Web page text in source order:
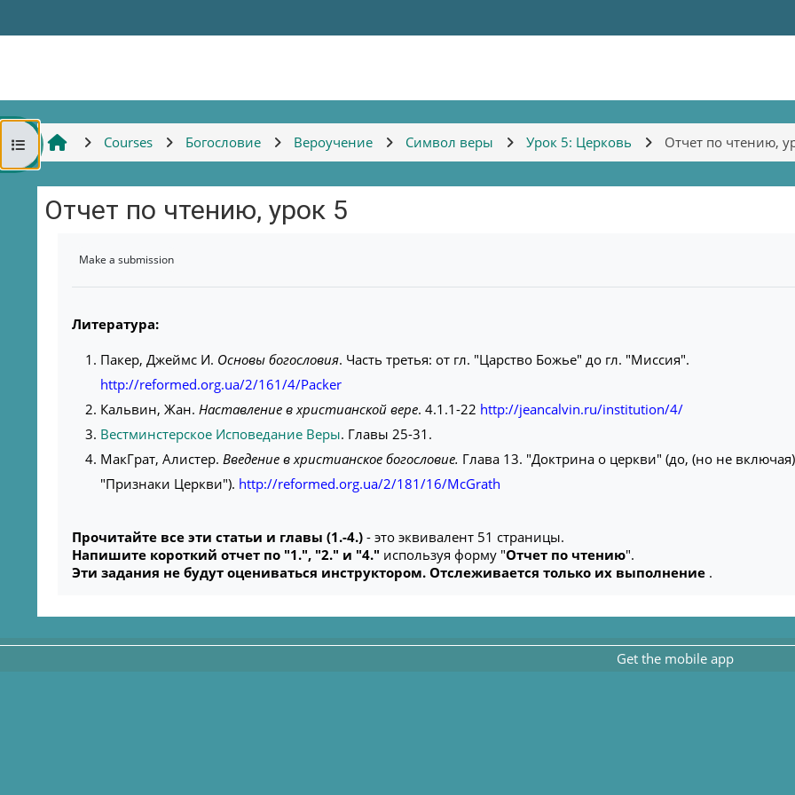
Open course indexCourses Богословие Вероучение Символ веры Урок 5: Церковь Отчет по чтению,
Отчет по чтению, урок 5
Make a submission
Литература:
Пакер, Джеймс И. Основы богословия. Часть третья: от гл. "Царство Божье" до гл. "Миссия".
http://reformed.org.ua/2/161/4/Packer
Кальвин, Жан.Наставление в христианской вере. 4.1.1-22 http://jeancalvin.ru/institution/4/
Вестминстерское Исповедание Веры. Главы 25-31.
МакГрат, Алистер.Введение в христианское богословие. Глава 13. "Доктрина о церкви" (до, (но не
"Признаки Церкви"). http://reformed.org.ua/2/181/16/McGrath
Прочитайте все эти статьи и главы (1.-4.) - это эквивалент 51 страницы.
Напишите короткий отчет по "1.", "2." и "4." используя форму "Отчет по чтению".
Эти задания не будут оцениваться инструктором. Отслеживается только их выполнение .
Get the mobile app